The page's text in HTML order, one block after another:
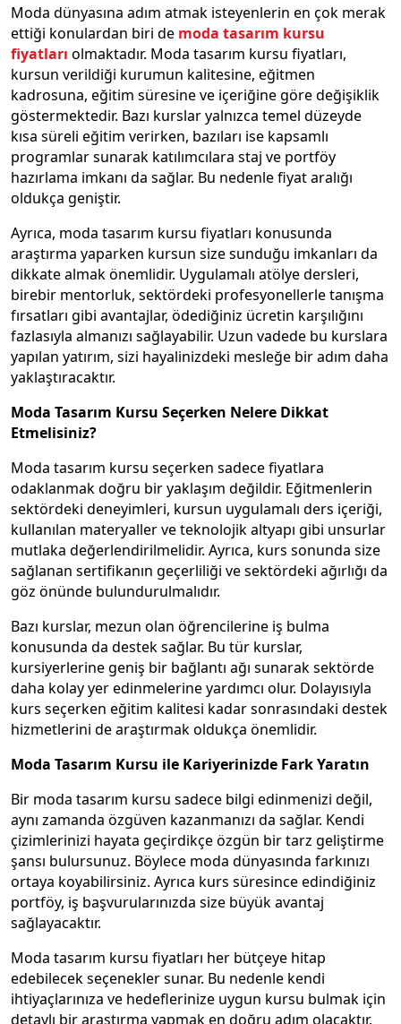
Moda dünyasına adım atmak isteyenlerin en çok merak
ettiği konulardan biri de moda tasarım kursu
fiyatları olmaktadır. Moda tasarım kursu fiyatları,
kursun verildiği kurumun kalitesine, eğitmen
kadrosuna, eğitim süresine ve içeriğine göre değişiklik
göstermektedir. Bazı kurslar yalnızca temel düzeyde
kısa süreli eğitim verirken, bazıları ise kapsamlı
programlar sunarak katılımcılara staj ve portföy
hazırlama imkanı da sağlar. Bu nedenle fiyat aralığı
oldukça geniştir.
Ayrıca, moda tasarım kursu fiyatları konusunda
araştırma yaparken kursun size sunduğu imkanları da
dikkate almak önemlidir. Uygulamalı atölye dersleri,
birebir mentorluk, sektördeki profesyonellerle tanışma
fırsatları gibi avantajlar, ödediğiniz ücretin karşılığını
fazlasıyla almanızı sağlayabilir. Uzun vadede bu kurslara
yapılan yatırım, sizi hayalinizdeki mesleğe bir adım daha
yaklaştıracaktır.
Moda Tasarım Kursu Seçerken Nelere Dikkat
Etmelisiniz?
Moda tasarım kursu seçerken sadece fiyatlara
odaklanmak doğru bir yaklaşım değildir. Eğitmenlerin
sektördeki deneyimleri, kursun uygulamalı ders içeriği,
kullanılan materyaller ve teknolojik altyapı gibi unsurlar
mutlaka değerlendirilmelidir. Ayrıca, kurs sonunda size
sağlanan sertifikanın geçerliliği ve sektördeki ağırlığı da
göz önünde bulundurulmalıdır.
Bazı kurslar, mezun olan öğrencilerine iş bulma
konusunda da destek sağlar. Bu tür kurslar,
kursiyerlerine geniş bir bağlantı ağı sunarak sektörde
daha kolay yer edinmelerine yardımcı olur. Dolayısıyla
kurs seçerken eğitim kalitesi kadar sonrasındaki destek
hizmetlerini de araştırmak oldukça önemlidir.
Moda Tasarım Kursu ile Kariyerinizde Fark Yaratın
Bir moda tasarım kursu sadece bilgi edinmenizi değil,
aynı zamanda özgüven kazanmanızı da sağlar. Kendi
çizimlerinizi hayata geçirdikçe özgün bir tarz geliştirme
şansı bulursunuz. Böylece moda dünyasında farkınızı
ortaya koyabilirsiniz. Ayrıca kurs süresince edindiğiniz
portföy, iş başvurularınızda size büyük avantaj
sağlayacaktır.
Moda tasarım kursu fiyatları her bütçeye hitap
edebilecek seçenekler sunar. Bu nedenle kendi
ihtiyaçlarınıza ve hedeflerinize uygun kursu bulmak için
detaylı bir araştırma yapmak en doğru adım olacaktır.